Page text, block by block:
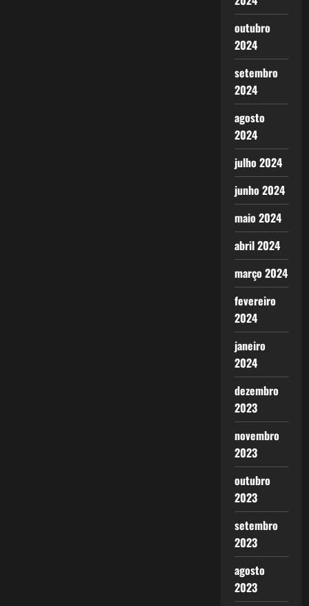
outubro
2024
setembro
2024
agosto
2024
julho 2024
junho 2024
maio 2024
abril 2024
março 2024
fevereiro
2024
janeiro
2024
dezembro
2023
novembro
2023
outubro
2023
setembro
2023
agosto
2023